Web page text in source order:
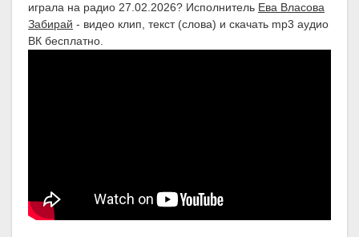
играла на радио 27.02.2026? Исполнитель Ева Власова
Забирай - видео клип, текст (слова) и скачать mp3 аудио
ВК бесплатно.